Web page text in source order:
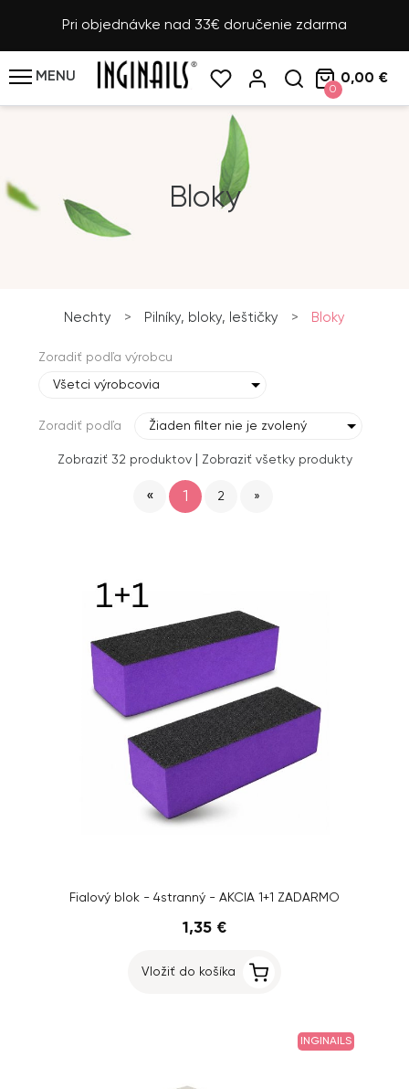
Pri objednávke nad 33€ doručenie zdarma
MENU
0
0,00 €
Bloky
Nechty > Pilníky, bloky, leštičky > Bloky
Zoradiť podľa výrobcu
Všetci výrobcovia
Zoradiť podľa Žiaden filter nie je zvolený
Zobraziť 32 produktov| Zobraziť všetky produkty
« 1 2 »
Fialový blok - 4stranný - AKCIA 1+1 ZADARMO
1,35 €
Vložiť do košíka
INGINAILS